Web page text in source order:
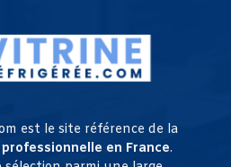
est le site référence de la
en France.